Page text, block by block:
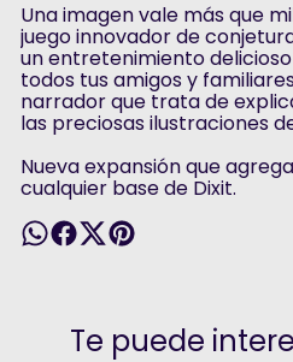
Una imagen vale más que
juego innovador de
un entretenimiento
todos tus amigos y
narrador que trata de
las preciosas ilustraciones
Nueva expansión que
cualquier base de Dixit.
Te puede